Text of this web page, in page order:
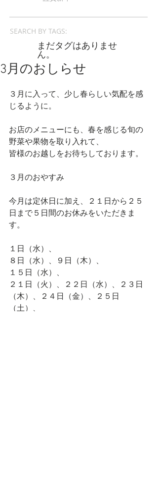
SEARCH BY TAGS:
まだタグはありませ
ん。
3月のおしらせ
３月に入って、少し春らしい気配を感
じるように。
お店のメニューにも、春を感じる旬の
野菜や果物を取り入れて、
皆様のお越しをお待ちしております。
３月のおやすみ
今月は定休日に加え、２１日から２５
日まで５日間のお休みをいただきま
す。
１日（水）、
８日（水）、９日（木）、
１５日（水）、
２１日（火）、２２日（水）、２３日
（木）、２４日（金）、２５日
（土）、